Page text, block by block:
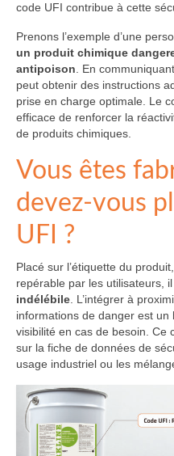
code UFI contribue à cette
Prenons l’exemple d’une
un produit chimique
antipoison. En
peut obtenir des instructions
prise en charge optimale. Le
efficace de renforcer la
de produits chimiques.
Vous êtes
devez-vous
UFI ?
Placé sur l’étiquette du
repérable par les utilisateurs,
indélébile . L’intégrer à
informations de danger est
visibilité en cas de besoin. Ce
sur la fiche de données de
usage industriel ou les